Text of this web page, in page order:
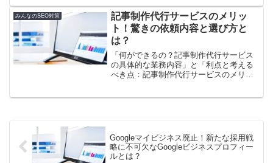
つけてもらうことが難しいのが現実で
す。そんな時、クローラ...
みんなのSEO対策
記事制作代行サービスのメリッ
ト！驚きの依頼内容と選び方と
は？
「何ができるの？記事制作代行サービス
の具体的な業務内容」と「利点と考える
べき点：記事制作代行サービスのメリッ
Googleマイビジネス廃止！新たな採用戦
略に不可欠なGoogleビジネスプロフィー
ルとは？